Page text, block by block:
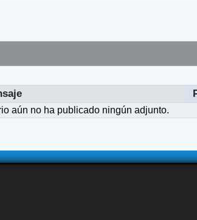
aún no ha publicado ningún adjunto.